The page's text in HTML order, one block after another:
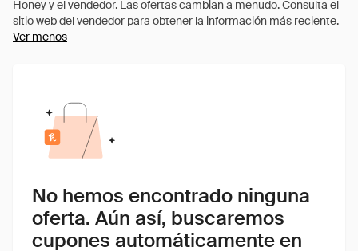
Ver menos
No hemos encontrado ninguna
oferta. Aún así, buscaremos
cupones automáticamente en